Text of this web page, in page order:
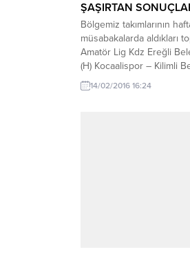
ŞAŞIRTAN
Bölgemiz takımlarının
müsabakalarda aldıkları
Amatör Lig Kdz Ereğli
(H) Kocaalispor – Kilimli
Lig Kozlu Belediyespor –
Temmuzspor – Devrek
14/02/2016 16:24